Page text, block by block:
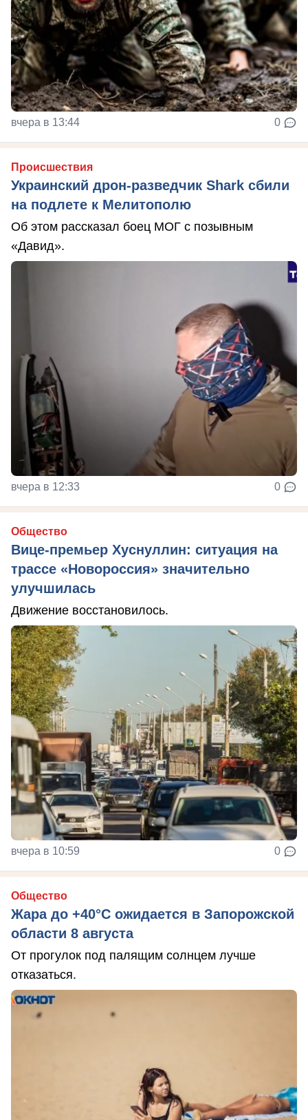
вчера в 13:44 0
Происшествия
Украинский дрон-разведчик Shark сбили
на подлете к Мелитополю
Об этом рассказал боец МОГ с позывным
«Давид».
вчера в 12:33 0
Общество
Вице-премьер Хуснуллин: ситуация на
трассе «Новороссия» значительно
улучшилась
Движение восстановилось.
вчера в 10:59 0
Общество
Жара до +40°С ожидается в Запорожской
области 8 августа
От прогулок под палящим солнцем лучше
отказаться.